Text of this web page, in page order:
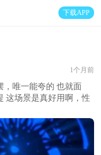
下载APP
1个月前
唯一能夸的 也就面
这场景是真好用啊，性